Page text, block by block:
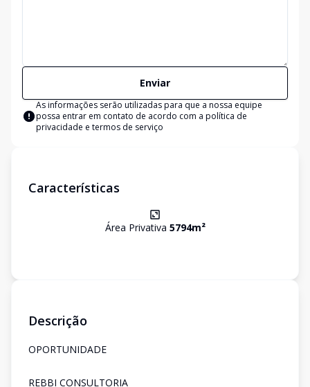
Enviar
As informações serão utilizadas para que a nossa equipe
possa entrar em contato de acordo com a política de
privacidade e termos de serviço
Características
Área Privativa 5794m²
Descrição
OPORTUNIDADE
REBBI CONSULTORIA